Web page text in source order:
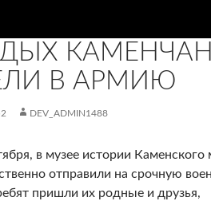
КАМЕНЧАН
В АРМИЮ
DEV_ADMIN1488
в музее истории Каменского
отправили на срочную
пришли их родные и друзья,